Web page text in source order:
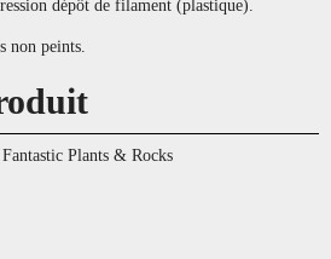
dépôt de filament (plastique).
non peints.
Fantastic Plants & Rocks